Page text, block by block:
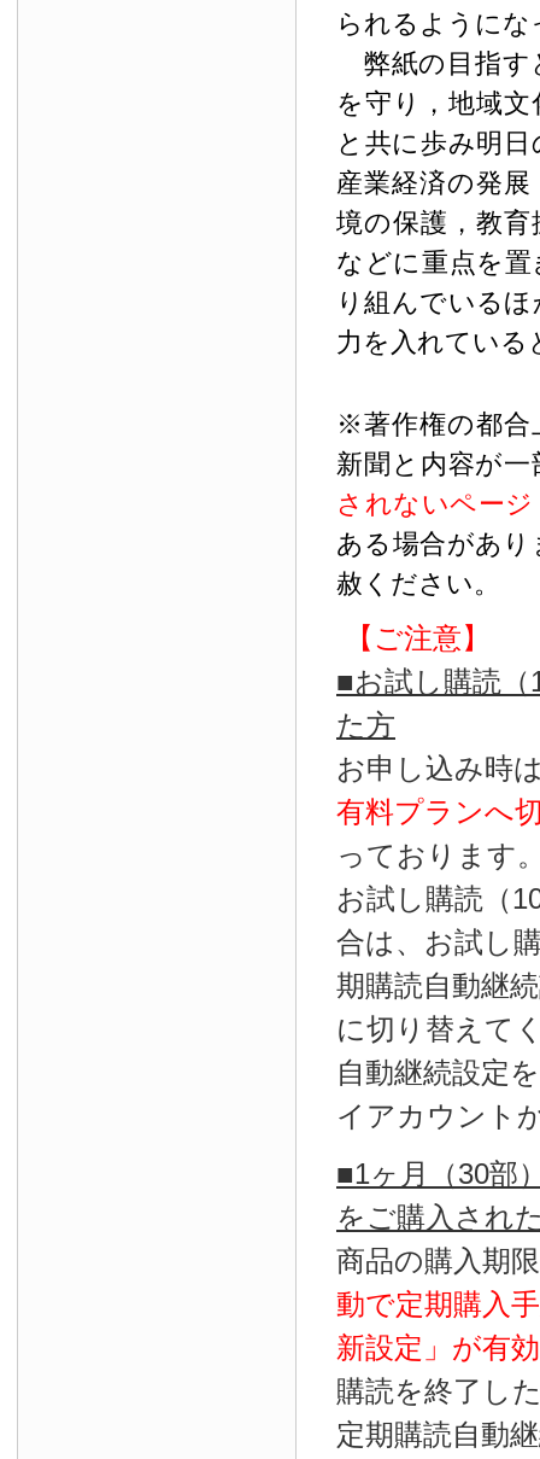
られるように
弊紙の目指す
を守り，地域
と共に歩み明
産業経済の発
境の保護，教
などに重点を
り組んでいる
力を入れている
※著作権の都合
新聞と内容が
されないペー
ある場合があ
赦ください。
【ご注意】
■お試し購読
た方
お申し込み時
有料プランへ
っております
お試し購読（
合は、お試し
期購読自動継
に切り替えて
自動継続設定
イアカウント
■1ヶ月（30部
をご購入され
商品の購入期
動で定期購入
新設定」が有効
購読を終了し
定期購読自動